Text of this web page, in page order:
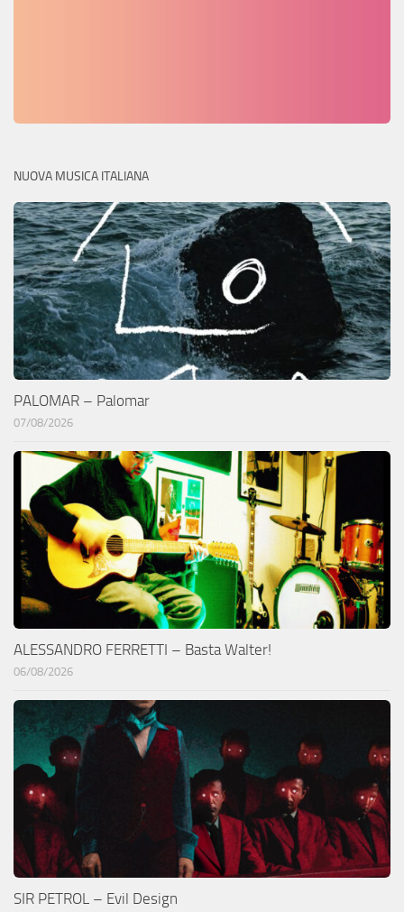
NUOVA MUSICA ITALIANA
PALOMAR – Palomar
07/08/2026
ALESSANDRO FERRETTI – Basta Walter!
06/08/2026
SIR PETROL – Evil Design